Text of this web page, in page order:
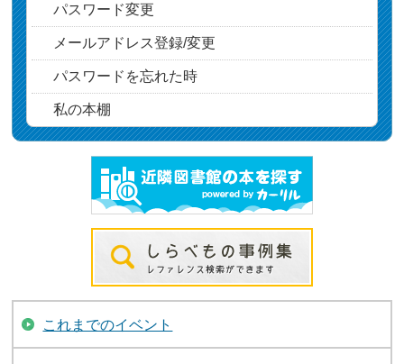
パスワード変更
メールアドレス登録/変更
パスワードを忘れた時
私の本棚
これまでのイベント